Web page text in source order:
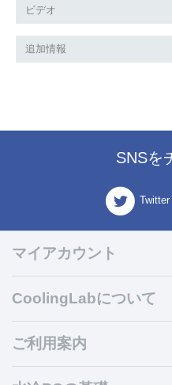
ビデオ
追加情報
SNSを
Twitter
マイアカウント
CoolingLabについて
ご利用案内